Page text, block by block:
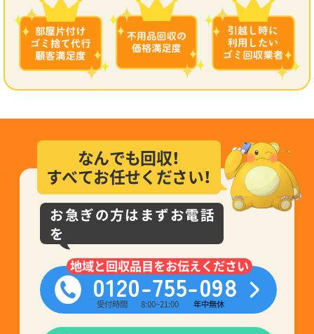
なんでも回収！
すべてお任せください！
お急ぎの方はまずお電話
を
0120-755-098
地域と回収品目をお伝えください
受付時間 8:00~21:00 年中無休